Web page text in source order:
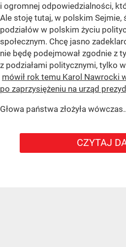
i ogromnej odpowiedzialności,
Ale stoję tutaj, w polskim Sejmie,
podziałów w polskim życiu
społecznym. Chcę jasno
nie będę podejmował zgodnie z
z podziałami politycznymi, tylko
mówił rok temu Karol Nawrocki
po zaprzysiężeniu na urząd
Głowa państwa złożyła
CZYTAJ